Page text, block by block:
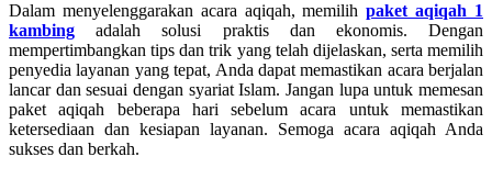
Dalam menyelenggarakan acara aqiqah, memilihpaket aqiqah 1
kambing adalah solusi praktis dan ekonomis. Dengan
mempertimbangkan tips dan trik yang telah dijelaskan, serta memilih
penyedia layanan yang tepat, Anda dapat memastikan acara berjalan
lancar dan sesuai dengan syariat Islam. Jangan lupa untuk memesan
paket aqiqah beberapa hari sebelum acara untuk memastikan
ketersediaan dan kesiapan layanan. Semoga acara aqiqah Anda
sukses dan berkah.